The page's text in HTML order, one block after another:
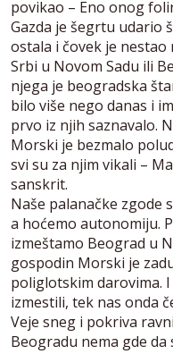
povikao – Eno onog
Gazda je šegrtu udario
ostala i čovek je nestao
Srbi u Novom Sadu ili
njega je beogradska
bilo više nego danas i
prvo iz njih saznavalo.
Morski je bezmalo
svi su za njim vikali –
sanskrit.
Naše palanačke zgode
a hoćemo autonomiju.
izmeštamo Beograd u
gospodin Morski je
poliglotskim darovima.
izmestili, tek nas onda
Veje sneg i pokriva
Beogradu nema gde